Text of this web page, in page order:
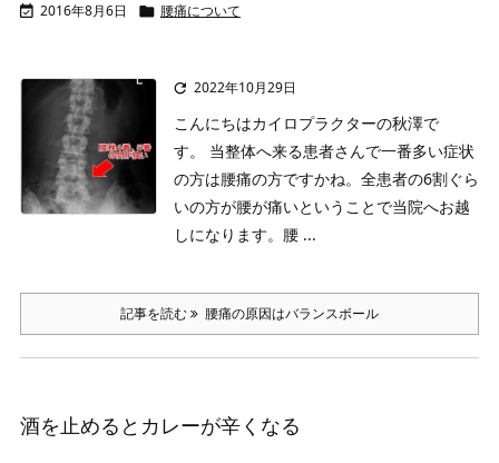
 2016年8月6日  腰痛について
 2022年10月29日
こんにちはカイロプラクターの秋澤で
す。
当整体へ来る患者さんで一番多い症状
の方は腰痛の方ですかね。 全患者の6割ぐら
いの方が腰が痛いということで当院へお越
しになります。 腰 ...
記事を読む 腰痛の原因はバランスボール
酒を止めるとカレーが辛くなる